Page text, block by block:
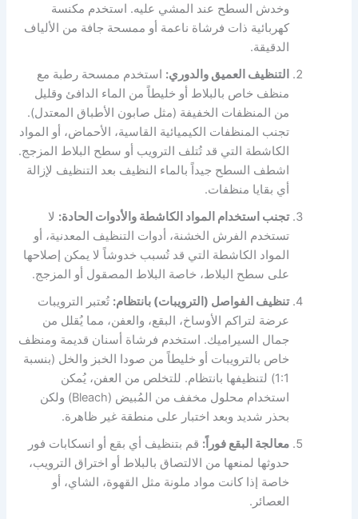
وخدش السطح عند المشي عليه. استخدم مكنسة
كهربائية ذات فرشاة ناعمة أو ممسحة جافة من الألياف
الدقيقة.
التنظيف العميق والدوري: استخدم ممسحة رطبة مع
منظف خاص بالبلاط أو خليطاً من الماء الدافئ وقليل
من المنظفات الخفيفة (مثل صابون الأطباق المعتدل).
تجنب المنظفات الكيميائية القاسية، الأحماض، أو المواد
الكاشطة التي قد تُتلف الترويب أو سطح البلاط المزجج.
اشطف السطح جيداً بالماء النظيف بعد التنظيف لإزالة
أي بقايا منظفات.
تجنب استخدام المواد الكاشطة والأدوات الحادة: لا
تستخدم الفرش الخشنة، أدوات التنظيف المعدنية، أو
المواد الكاشطة التي قد تُسبب خدوشاً لا يمكن إصلاحها
على سطح البلاط، خاصة البلاط المصقول أو المزجج.
تنظيف الفواصل (الترويبات) بانتظام: تُعتبر الترويبات
عرضة لتراكم الأوساخ، البقع، والعفن، مما يُقلل من
جمال السيراميك. استخدم فرشاة أسنان قديمة ومنظف
خاص بالترويبات أو خليطاً من صودا الخبز والخل (بنسبة
1:1) لتنظيفها بانتظام. للتخلص من العفن، يُمكن
استخدام محلول مخفف من المُبيض (Bleach) ولكن
بحذر شديد وبعد اختبار على منطقة غير ظاهرة.
معالجة البقع فوراً: قم بتنظيف أي بقع أو انسكابات فور
حدوثها لمنعها من الالتصاق بالبلاط أو اختراق الترويب،
خاصة إذا كانت مواد ملونة مثل القهوة، الشاي، أو
العصائر.